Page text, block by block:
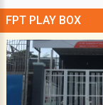
FPT PLAY BOX